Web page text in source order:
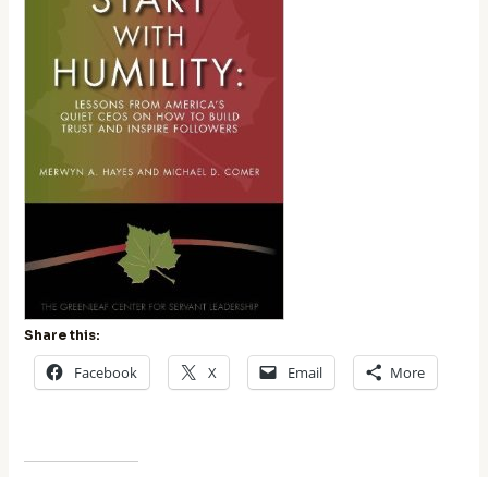
Share this:
Facebook X Email More